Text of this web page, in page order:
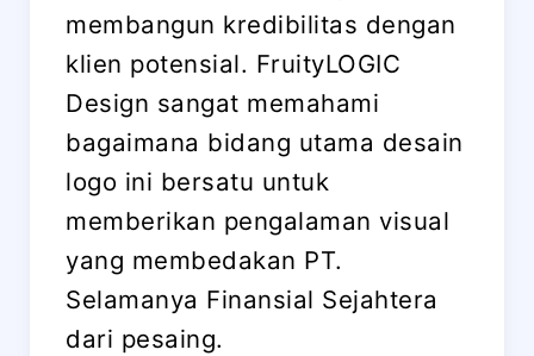
membangun kredibilitas dengan
klien potensial. FruityLOGIC
Design sangat memahami
bagaimana bidang utama desain
logo ini bersatu untuk
memberikan pengalaman visual
yang membedakan PT.
Selamanya Finansial Sejahtera
dari pesaing.